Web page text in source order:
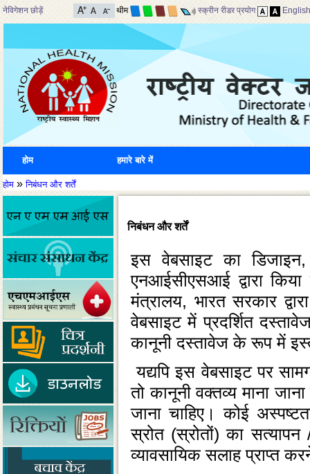
नेविगेशन छोड़ें थीम स्क्रीन रीडर प्रयोग English
होम हमारे बारे में
होम »निबंधन और शर्तें
निबंधन और शर्तें
इस वेबसाइट का
एनआईसीएसआई द्वारा
मंत्रालय, भारत सरकार
वेबसाइट में प्रदर्शित
कानूनी दस्‍तावेज के रूप में
यद्यपि इस वेबसाइट पर
तो कानूनी वक्‍तव्‍य माना
जाना चाहिए। कोई
स्रोत (स्रोतों) का
व्‍यावसायिक सलाह प्राप्‍त